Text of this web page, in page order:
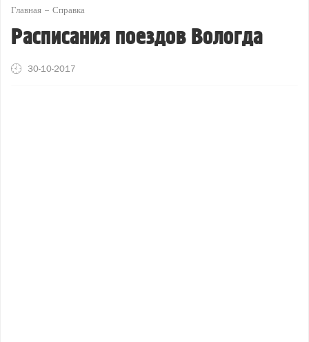
Главная Справка
Расписания поездов Вологда
30-10-2017